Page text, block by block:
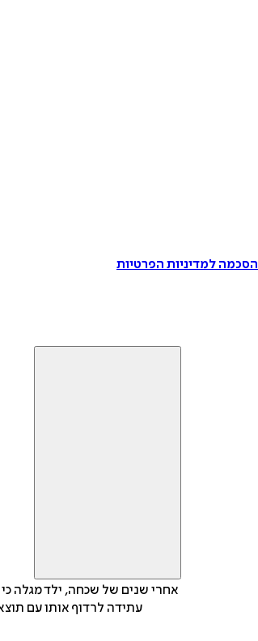
הסכמה למדיניות הפרטיות
אחרי שנים של שכחה, ילד מגלה
עתידה לרדוף אותו עם